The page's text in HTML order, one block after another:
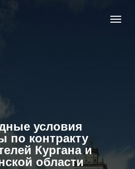
условия
по контракту
Кургана и
области